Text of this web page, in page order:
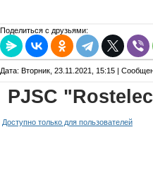
Поделиться с друзьями:
Дата: Вторник, 23.11.2021, 15:15 |
PJSC
Доступно только для пользователей